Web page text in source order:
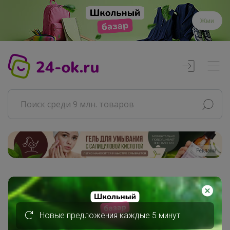
Жми
Реклама
Главная
Совместные покупки
АРХИВ СП
РАЗНОЕНовые предложения каждые 5 минут